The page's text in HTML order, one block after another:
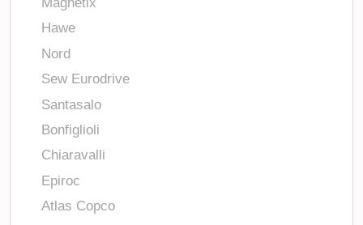
Hawe
Nord
Sew Eurodrive
Santasalo
Bonfiglioli
Chiaravalli
Epiroc
Atlas Copco